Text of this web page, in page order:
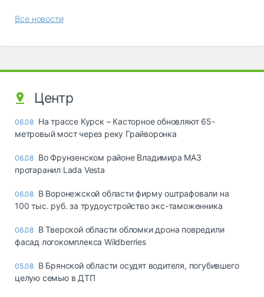
Все новости
Центр
06.08 На трассе Курск – Касторное обновляют 65-
метровый мост через реку Грайворонка
06.08 Во Фрунзенском районе Владимира МАЗ
протаранил Lada Vesta
06.08 В Воронежской области фирму оштрафовали на
100 тыс. руб. за трудоустройство экс-таможенника
06.08 В Тверской области обломки дрона повредили
фасад логокомплекса Wildberries
05.08 В Брянской области осудят водителя, погубившего
целую семью в ДТП